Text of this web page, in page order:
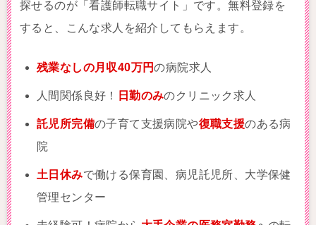
探せるのが「看護師転職サイト」です。無料登録を
すると、こんな求人を紹介してもらえます。
残業なしの月収40万円の病院求人
人間関係良好！ 日勤のみのクリニック求人
託児所完備の子育て支援病院や復職支援のある病
院
土日休みで働ける保育園、病児託児所、大学保健
管理センター